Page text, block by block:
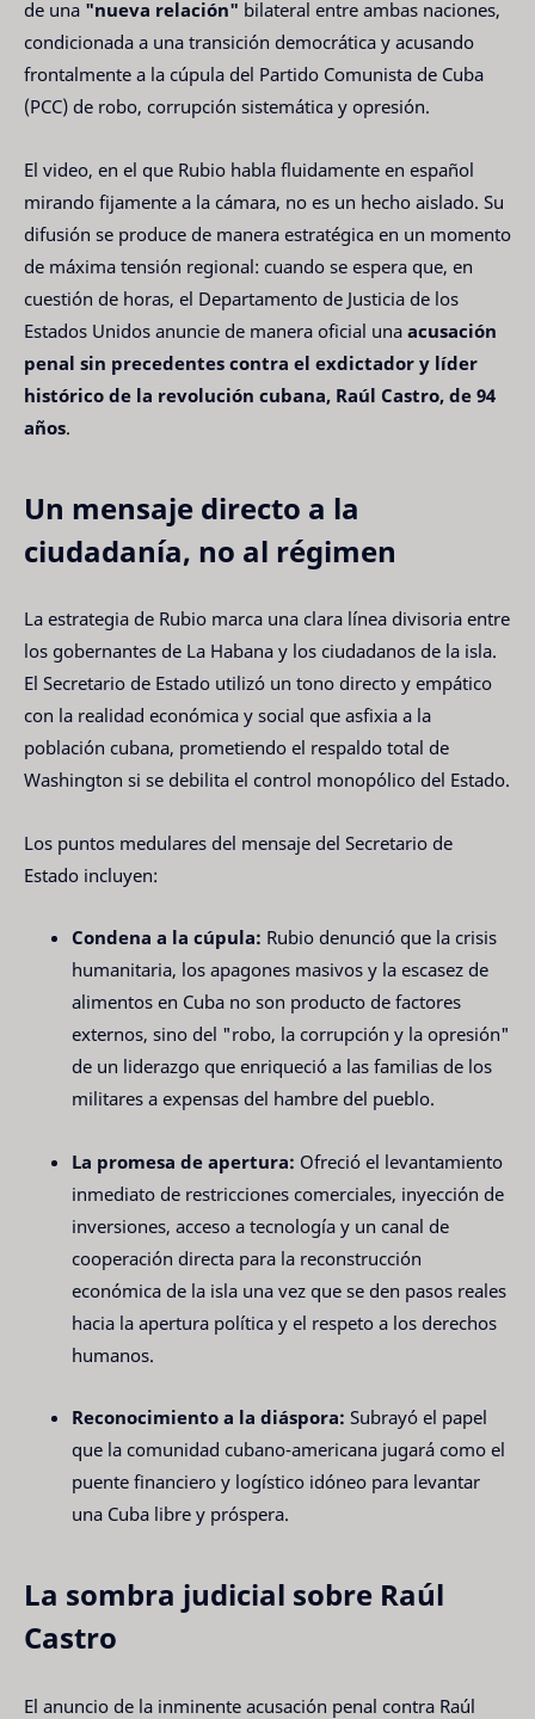
de una "nueva relación" bilateral entre ambas naciones,
condicionada a una transición democrática y acusando
frontalmente a la cúpula del Partido Comunista de Cuba
(PCC) de robo, corrupción sistemática y opresión.
El video, en el que Rubio habla fluidamente en español
mirando fijamente a la cámara, no es un hecho aislado. Su
difusión se produce de manera estratégica en un momento
de máxima tensión regional: cuando se espera que, en
cuestión de horas, el Departamento de Justicia de los
Estados Unidos anuncie de manera oficial una acusación
penal sin precedentes contra el exdictador y líder
histórico de la revolución cubana, Raúl Castro, de 94
años.
Un mensaje directo a la
ciudadanía, no al régimen
La estrategia de Rubio marca una clara línea divisoria entre
los gobernantes de La Habana y los ciudadanos de la isla.
El Secretario de Estado utilizó un tono directo y empático
con la realidad económica y social que asfixia a la
población cubana, prometiendo el respaldo total de
Washington si se debilita el control monopólico del Estado.
Los puntos medulares del mensaje del Secretario de
Estado incluyen:
Condena a la cúpula: Rubio denunció que la crisis
humanitaria, los apagones masivos y la escasez de
alimentos en Cuba no son producto de factores
externos, sino del "robo, la corrupción y la opresión"
de un liderazgo que enriqueció a las familias de los
militares a expensas del hambre del pueblo.
La promesa de apertura: Ofreció el levantamiento
inmediato de restricciones comerciales, inyección de
inversiones, acceso a tecnología y un canal de
cooperación directa para la reconstrucción
económica de la isla una vez que se den pasos reales
hacia la apertura política y el respeto a los derechos
humanos.
Reconocimiento a la diáspora: Subrayó el papel
que la comunidad cubano-americana jugará como el
puente financiero y logístico idóneo para levantar
una Cuba libre y próspera.
La sombra judicial sobre Raúl
Castro
El anuncio de la inminente acusación penal contra Raúl